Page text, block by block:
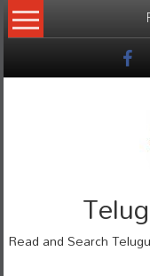
Skip
to
Read and Search